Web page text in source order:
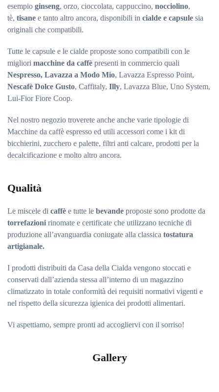
esempio ginseng, orzo, cioccolata, cappuccino, nocciolino,
tè, tisane e tanto altro ancora, disponibili in cialde e capsule sia
originali che compatibili.
Tutte le capsule e le cialde proposte sono compatibili con le
migliori macchine da caffè presenti in commercio quali
Nespresso, Lavazza a Modo Mio, Lavazza Espresso Point,
Nescafè Dolce Gusto, Caffitaly, Illy, Lavazza Blue, Uno System,
Lui-Fior Fiore Coop.
Nel nostro negozio troverete anche anche varie tipologie di
Macchine da caffè espresso ed utili accessori come i kit di
bicchierini, zucchero e palette, filtri anti calcare, prodotti per la
decalcificazione e molto altro ancora.
Qualità
Le miscele di caffè e tutte le bevande proposte sono prodotte da
torrefazioni rinomate e certificate che utilizzano tecniche di
produzione all’avanguardia coniugate alla classica tostatura
artigianale.
I prodotti distribuiti da Casa della Cialda vengono stoccati e
conservati dall’azienda stessa all’interno di un magazzino
climatizzato in totale conformità dei requisiti normativi vigenti e
nel rispetto della sicurezza igienica dei prodotti alimentari.
Vi aspettiamo, sempre pronti ad accogliervi con il sorriso!
Gallery